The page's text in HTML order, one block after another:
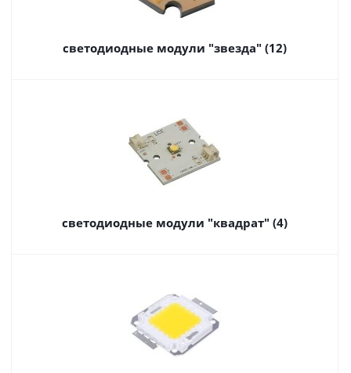
светодиодные модули "звезда" (12)
светодиодные модули "квадрат" (4)